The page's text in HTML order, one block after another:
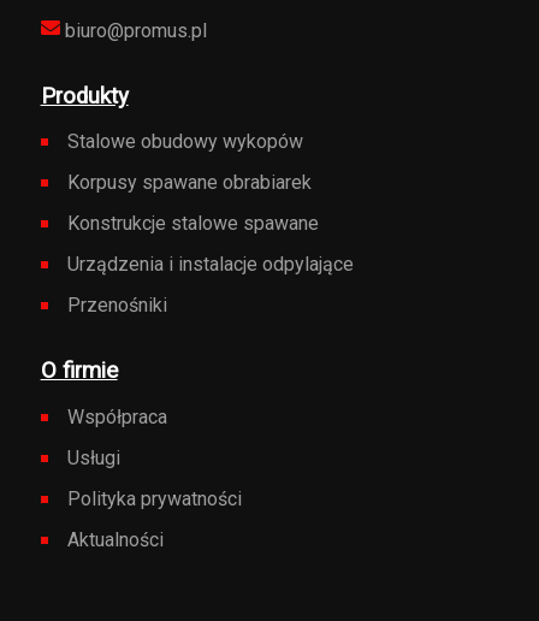
biuro@promus.pl
Produkty
Stalowe obudowy wykopów
Korpusy spawane obrabiarek
Konstrukcje stalowe spawane
Urządzenia i instalacje odpylające
Przenośniki
O firmie
Współpraca
Usługi
Polityka prywatności
Aktualności